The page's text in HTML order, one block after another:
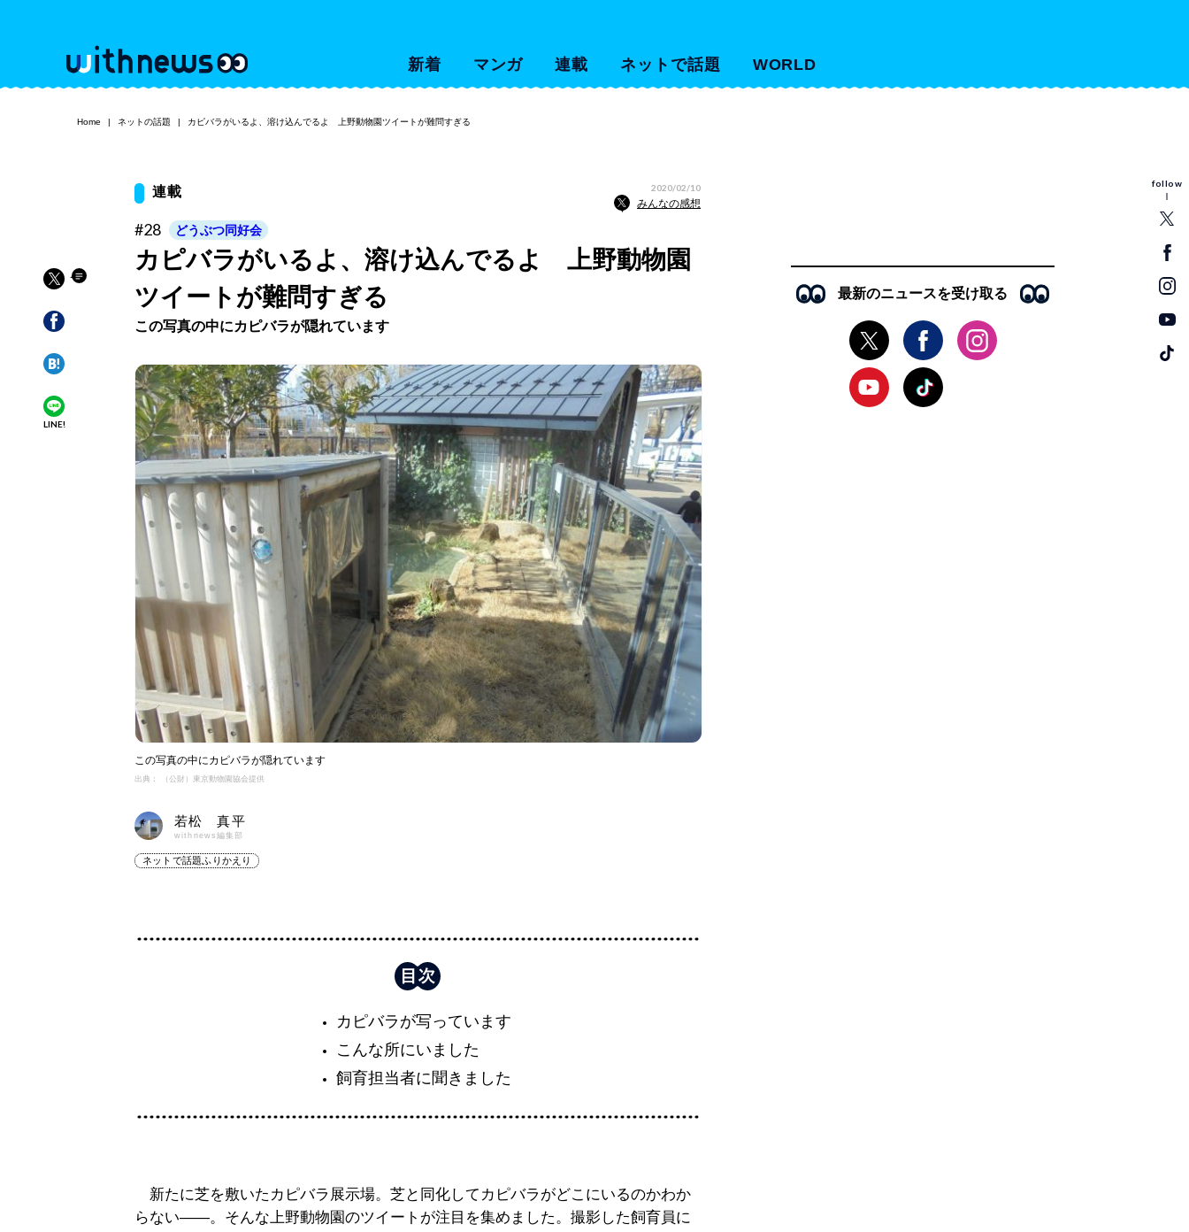
新着 マンガ 連載 ネットで話題 WORLD
follow
Home ネットの話題 カピバラがいるよ、溶け込んでるよ 上野動物園ツイートが難問すぎる
LINE!
連載 2020/02/10
みんなの感想
#28 どうぶつ同好会
カピバラがいるよ、溶け込んでるよ 上野動物園
ツイートが難問すぎる
この写真の中にカピバラが隠れています
この写真の中にカピバラが隠れています
出典： （公財）東京動物園協会提供
若松 真平
withnews編集部
ネットで話題ふりかえり
カピバラが写っています
こんな所にいました
飼育担当者に聞きました
新たに芝を敷いたカピバラ展示場。芝と同化してカピバラがどこにいるのかわか
らない――。そんな上野動物園のツイートが注目を集めました。撮影した飼育員に
最新のニュースを受け取る